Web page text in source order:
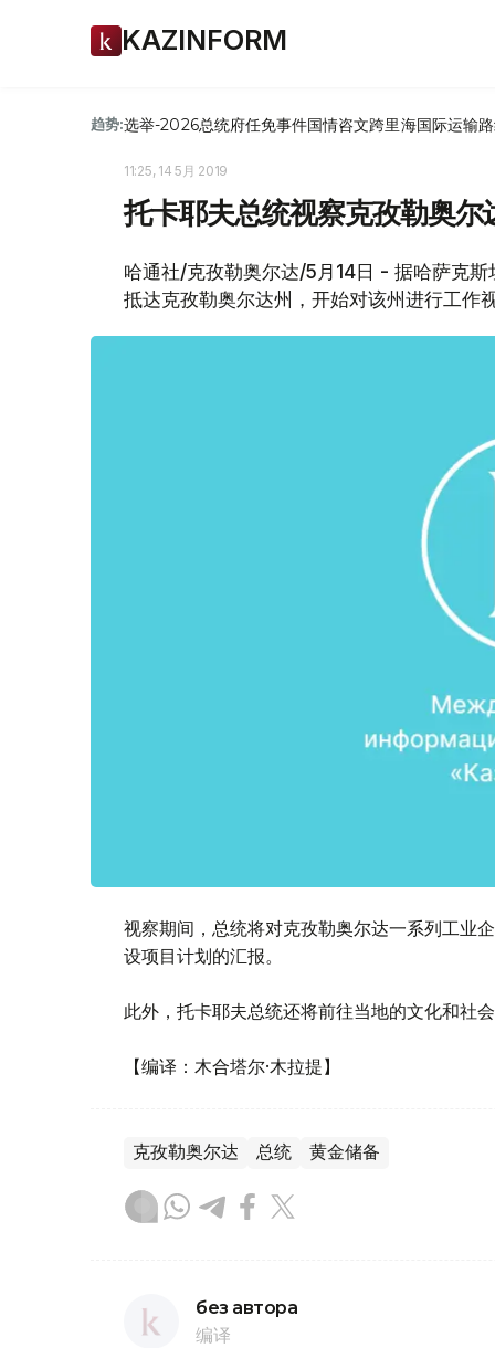
KAZINFORM
趋势:选举-2026总统府任免事件国情咨文跨里海国际运输
11:25, 14 5月 2019
托卡耶夫总统视察克孜勒奥尔
哈通社/克孜勒奥尔达/5月14日 - 据哈萨克
抵达克孜勒奥尔达州，开始对该州进行工作视
视察期间，总统将对克孜勒奥尔达一系列工业
设项目计划的汇报。
此外，托卡耶夫总统还将前往当地的文化和社
【编译：木合塔尔·木拉提】
克孜勒奥尔达 总统 黄金储备
без автора
编译